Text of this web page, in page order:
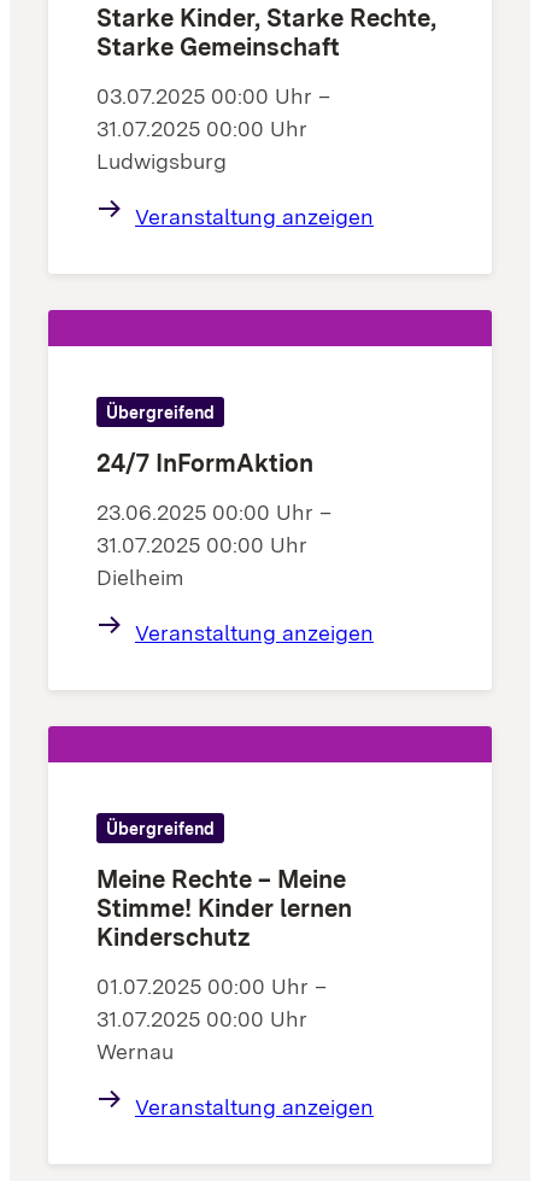
Starke Kinder, Starke Rechte,
Starke Gemeinschaft
03.07.2025 00:00 Uhr –
31.07.2025 00:00 Uhr
Ludwigsburg
Veranstaltung anzeigen
Übergreifend
24/7 InFormAktion
23.06.2025 00:00 Uhr –
31.07.2025 00:00 Uhr
Dielheim
Veranstaltung anzeigen
Übergreifend
Meine Rechte – Meine
Stimme! Kinder lernen
Kinderschutz
01.07.2025 00:00 Uhr –
31.07.2025 00:00 Uhr
Wernau
Veranstaltung anzeigen